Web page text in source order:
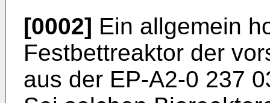
[0002] Ein allgemein
Festbettreaktor der
aus der EP-A2-­0 237